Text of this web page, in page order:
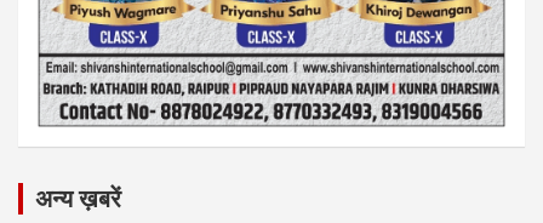
अन्य ख़बरें